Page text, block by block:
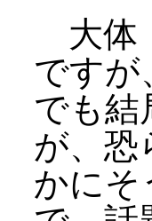
大体
ですが
でも結
が、恐
かにそ